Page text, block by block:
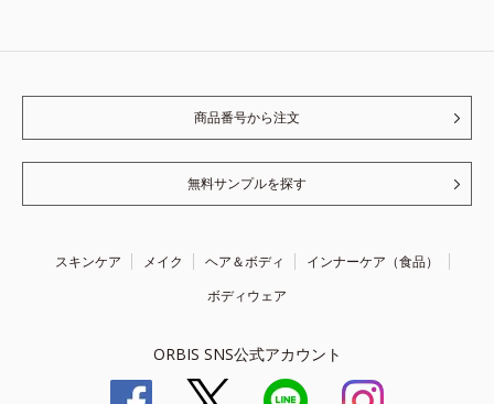
商品番号から注文
無料サンプルを探す
スキンケア メイク ヘア＆ボディ
インナーケア（食品）
ボディウェア
ORBIS SNS公式アカウント